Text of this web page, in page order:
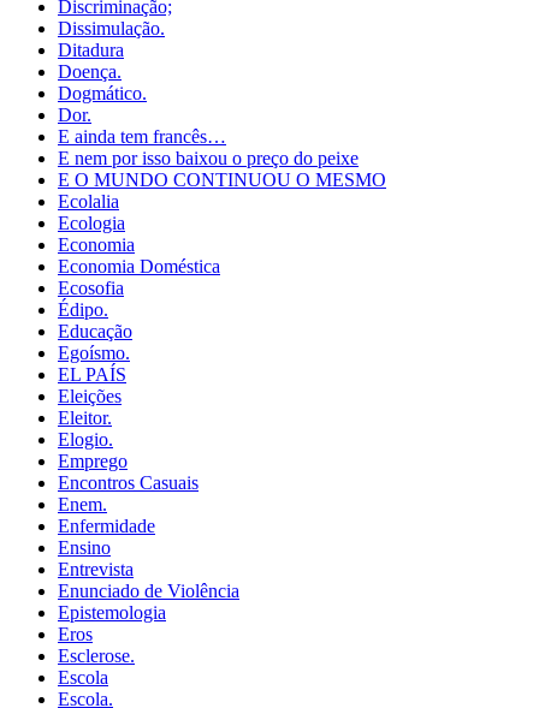
Discriminação;
Dissimulação.
Ditadura
Doença.
Dogmático.
Dor.
E ainda tem francês…
E nem por isso baixou o preço do peixe
E O MUNDO CONTINUOU O MESMO
Ecolalia
Ecologia
Economia
Economia Doméstica
Ecosofia
Édipo.
Educação
Egoísmo.
EL PAÍS
Eleições
Eleitor.
Elogio.
Emprego
Encontros Casuais
Enem.
Enfermidade
Ensino
Entrevista
Enunciado de Violência
Epistemologia
Eros
Esclerose.
Escola
Escola.